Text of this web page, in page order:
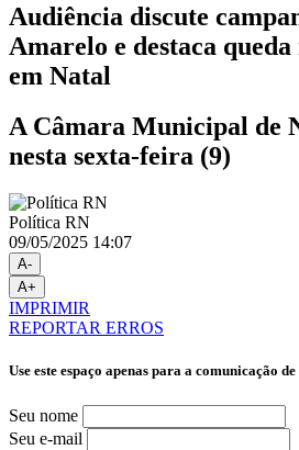
Audiência discute
Amarelo e destaca queda
em Natal
A Câmara Municipal de
nesta sexta-feira (9)
Política RN
09/05/2025 14:07
A-
A+
IMPRIMIR
REPORTAR ERROS
Use este espaço apenas para a comunicação
Seu nome
Seu e-mail